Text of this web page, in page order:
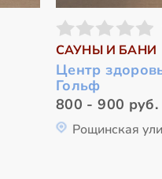
САУНЫ И БАНИ
Центр
Гольф
800 - 900 руб.
Рощинская